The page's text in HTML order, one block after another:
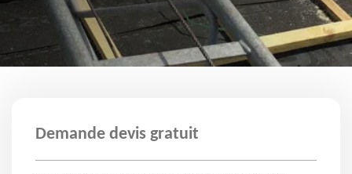
Demande devis gratuit